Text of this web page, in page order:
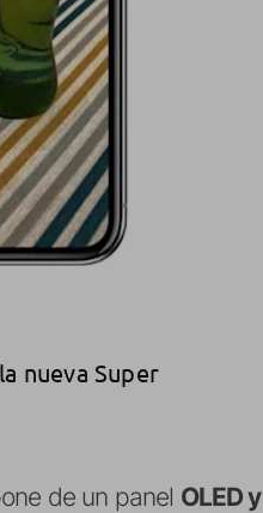
nueva Super
de un panel OLED y